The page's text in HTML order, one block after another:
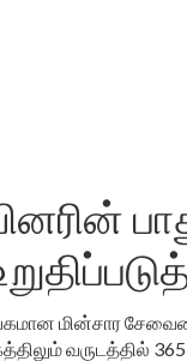
மின்சார
வருடத்தில்